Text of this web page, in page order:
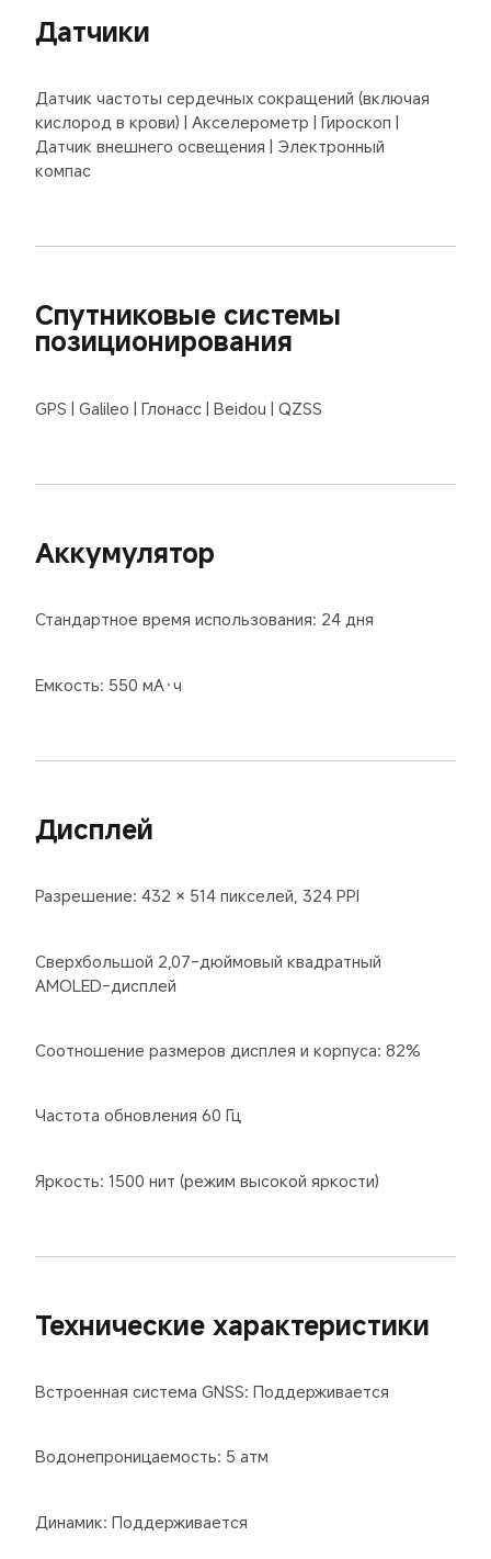
Датчики
Датчик частоты сердечных сокращений (включая
кислород в крови) | Акселерометр | Гироскоп |
Датчик внешнего освещения | Электронный
компас
Спутниковые системы
позиционирования
GPS | Galileo | Глонасс | Beidou | QZSS
Аккумулятор
Стандартное время использования: 24 дня
Емкость: 550 мА·ч
Дисплей
Разрешение: 432 × 514 пикселей, 324 PPI
Сверхбольшой 2,07-дюймовый квадратный
AMOLED-дисплей
Соотношение размеров дисплея и корпуса: 82%
Частота обновления 60 Гц
Яркость: 1500 нит (режим высокой яркости)
Технические характеристики
Встроенная система GNSS: Поддерживается
Водонепроницаемость: 5 атм
Динамик: Поддерживается